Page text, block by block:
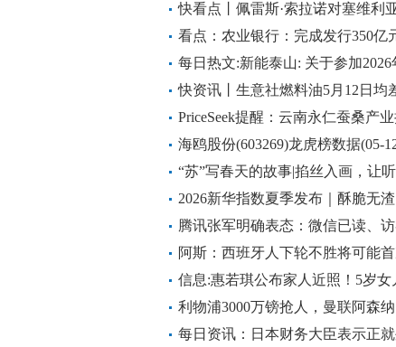
每日关注
快看点丨佩雷斯·索拉诺对塞维利
观态度
看点：农业银行：完成发行350亿
每日热文:新能泰山: 关于参加
上集体接待日活动的公告
快资讯丨生意社燃料油5月12日均
新扩大
PriceSeek提醒：云南永仁蚕桑产
海鸥股份(603269)龙虎榜数据(05-
“苏”写春天的故事|掐丝入画，让
焦点
2026新华指数夏季发布｜酥脆无
闪耀世界品牌莫干山大会
腾讯张军明确表态：微信已读、
阿斯：西班牙人下轮不胜将可能
信息:惠若琪公布家人近照！5岁
亲显年轻
利物浦3000万镑抢人，曼联阿森
每日资讯：日本财务大臣表示正